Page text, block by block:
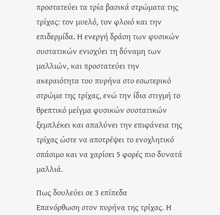
προστατεύει τα τρία βασικά στρώματα της
τρίχας: τον μυελό, τον φλοιό και την
επιδερμίδα. Η ενεργή δράση των φυσικών
συστατικών ενισχύει τη δύναμη των
μαλλιών, και προστατεύει την
ακεραιότητα του πυρήνα στο εσωτερικό
στρώμα της τρίχας, ενώ την ίδια στιγμή το
θρεπτικό μείγμα φυσικών συστατικών
ξεμπλέκει και απαλύνει την επιφάνεια της
τρίχας ώστε να αποτρέψει το ενοχλητικό
σπάσιμο και να χαρίσει 5 φορές πιο δυνατά
μαλλιά.
Πως δουλεύει σε 3 επίπεδα
Επανόρθωση στον πυρήνα της τρίχας. Η